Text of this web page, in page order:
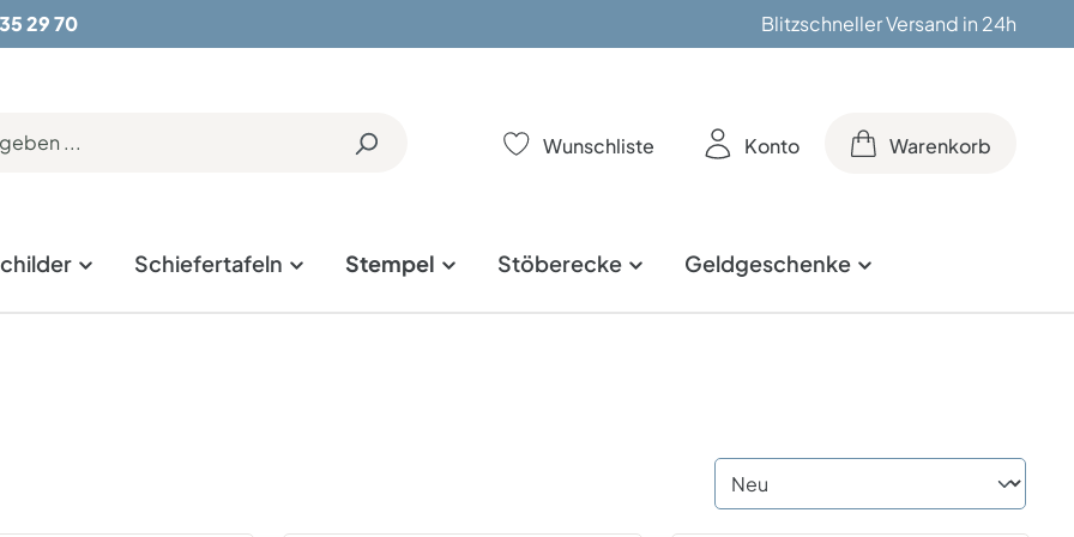
29 70 Blitzschneller Versand in 24h
Wunschliste Konto Warenkorb
Schiefertafeln Stempel Stöberecke Geldgeschenke